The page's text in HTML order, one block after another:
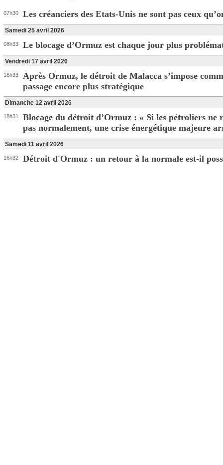
07h30 Les créanciers des Etats-Unis ne sont pas ceux
Samedi 25 avril 2026
08h33 Le blocage d’Ormuz est chaque jour plus
Vendredi 17 avril 2026
16h33
Après Ormuz, le détroit de Malacca s’impose
passage encore plus stratégique
Dimanche 12 avril 2026
18h31
Blocage du détroit d’Ormuz : « Si les pétroliers ne
pas normalement, une crise énergétique majeure
Samedi 11 avril 2026
16h32 Détroit d'Ormuz : un retour à la normale est-il